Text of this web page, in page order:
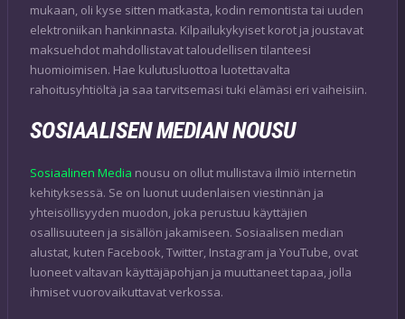
mukaan, oli kyse sitten matkasta, kodin remontista tai uuden
elektroniikan hankinnasta. Kilpailukykyiset korot ja joustavat
maksuehdot mahdollistavat taloudellisen tilanteesi
huomioimisen. Hae kulutusluottoa luotettavalta
rahoitusyhtiöltä ja saa tarvitsemasi tuki elämäsi eri vaiheisiin.
SOSIAALISEN MEDIAN NOUSU
Sosiaalinen Media nousu on ollut mullistava ilmiö internetin
kehityksessä. Se on luonut uudenlaisen viestinnän ja
yhteisöllisyyden muodon, joka perustuu käyttäjien
osallisuuteen ja sisällön jakamiseen. Sosiaalisen median
alustat, kuten Facebook, Twitter, Instagram ja YouTube, ovat
luoneet valtavan käyttäjäpohjan ja muuttaneet tapaa, jolla
ihmiset vuorovaikuttavat verkossa.